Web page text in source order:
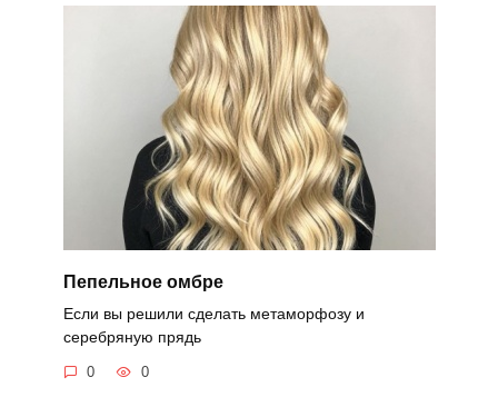
Пепельное омбре
Если вы решили сделать метаморфозу и
серебряную прядь
0 0